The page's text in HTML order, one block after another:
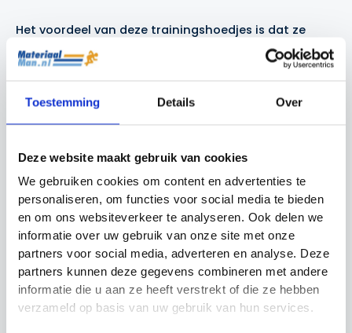
Toestemming Details Over
Deze website maakt gebruik van cookies
We gebruiken cookies om content en advertenties te
personaliseren, om functies voor social media te bieden
en om ons websiteverkeer te analyseren. Ook delen we
informatie over uw gebruik van onze site met onze
partners voor social media, adverteren en analyse. Deze
partners kunnen deze gegevens combineren met andere
informatie die u aan ze heeft verstrekt of die ze hebben
verzameld op basis van uw gebruik van hun services.
Het voordeel van deze trainingshoedjes is dat ze
bovenin inkepingen hebben. Dit in combinatie met
het materiaal van de trainingshoedjes zorgt er voor
op een hoedje staat. Daarnaast kunt u
palen op de
speedladder creëert!
Inhoud
50 trainingshoedjes
houder
Gerelateerde producten